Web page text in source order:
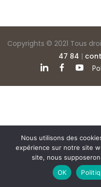
Copyrights © 2021 Tous
47 84 |
Nous utilisons des
expérience sur notre site
site, nous
OK